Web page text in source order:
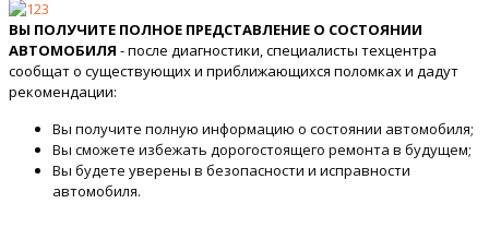
ВЫ ПОЛУЧИТЕ ПОЛНОЕ ПРЕДСТАВЛЕНИЕ О СОСТОЯНИИ
АВТОМОБИЛЯ - после диагностики, специалисты техцентра
сообщат о существующих и приближающихся поломках и дадут
рекомендации:
Вы получите полную информацию о состоянии автомобиля;
Вы сможете избежать дорогостоящего ремонта в будущем;
Вы будете уверены в безопасности и исправности
автомобиля.